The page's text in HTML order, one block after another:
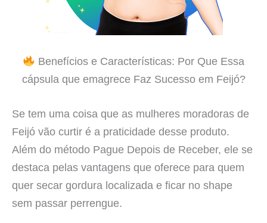
Benefícios e Características: Por Que Essa
cápsula que emagrece Faz Sucesso em Feijó?
Se tem uma coisa que as mulheres moradoras de
Feijó vão curtir é a praticidade desse produto.
Além do método Pague Depois de Receber, ele se
destaca pelas vantagens que oferece para quem
quer secar gordura localizada e ficar no shape
sem passar perrengue.